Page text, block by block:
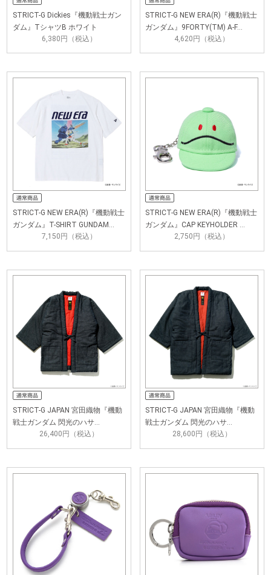
STRICT-G Dickies『機動戦士ガン
ダム』TシャツB ホワイト
6,380円（税込）
STRICT-G NEW ERA(R)『機動戦士
ガンダム』9FORTY(TM) A-F…
4,620円（税込）
STRICT-G NEW ERA(R)『機動戦士
ガンダム』T-SHIRT GUNDAM…
7,150円（税込）
STRICT-G NEW ERA(R)『機動戦士
ガンダム』CAP KEYHOLDER …
2,750円（税込）
STRICT-G JAPAN 宮田織物『機動
戦士ガンダム 閃光のハサ…
26,400円（税込）
STRICT-G JAPAN 宮田織物『機動
戦士ガンダム 閃光のハサ…
28,600円（税込）